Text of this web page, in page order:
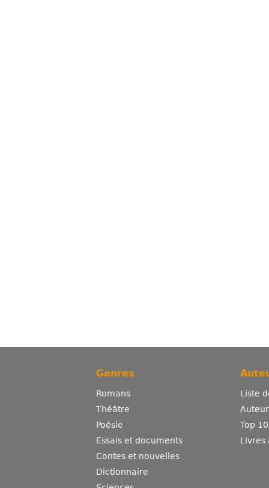
Genres
Romans
Théâtre
Poésie
Essais et documents
Contes et nouvelles
Dictionnaire
Liste
Top
Livres